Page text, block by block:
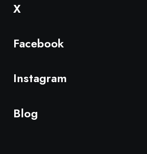
X
Facebook
Instagram
Blog